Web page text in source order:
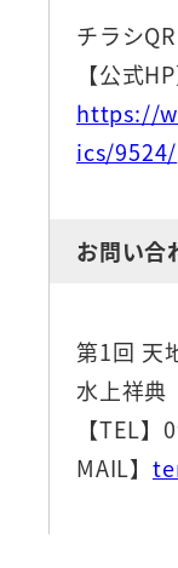
チラシ
【公式HP
https://
ics/9524/
お問い合
第1回 天
水上祥典
【TEL
MAIL】